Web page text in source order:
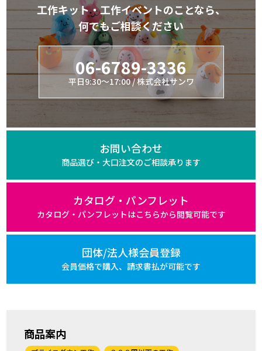
工作キット・工作イベントのことなら、
何でもご相談ください
06-6789-3336
平日9:30～17:00 / 株式会社サンワ
お問い合わせ
商品選び・大口注文のご相談承ります
カタログ・パンフレット
カタログ・パンフレットはこちらから閲覧可能です
団体/法人様会員登録
会員価格で購入、 請求書払が可能です
商品案内